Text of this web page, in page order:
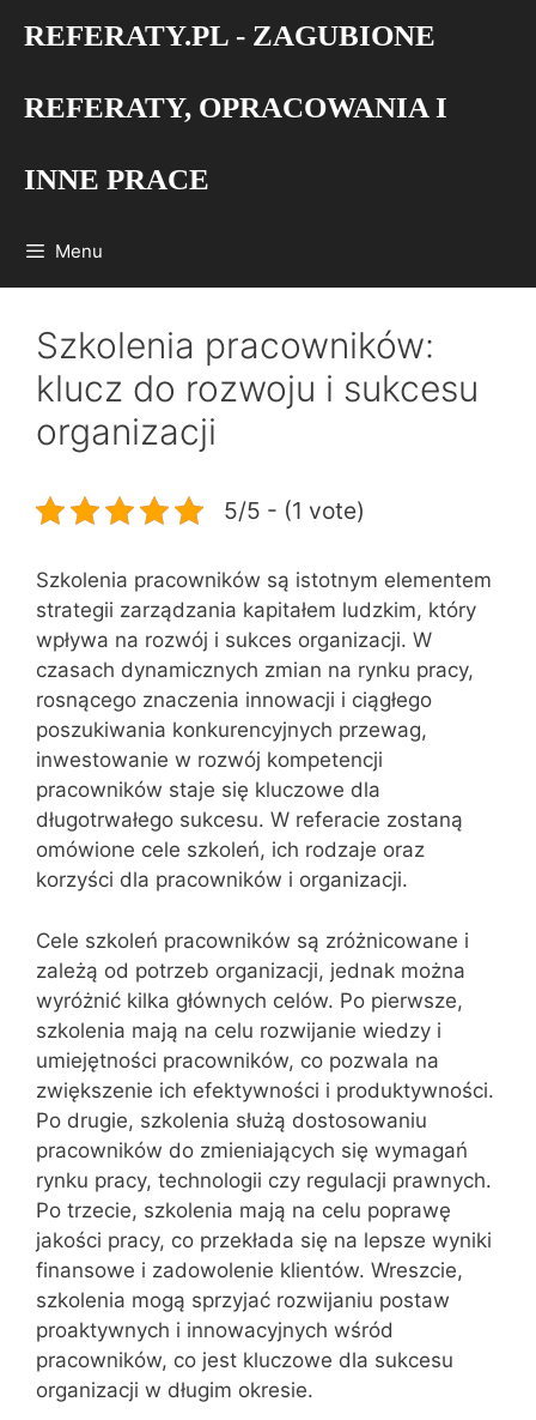
REFERATY.PL - ZAGUBIONE
REFERATY, OPRACOWANIA I
INNE PRACE
Menu
Szkolenia pracowników:
klucz do rozwoju i sukcesu
organizacji
5/5 - (1 vote)
Szkolenia pracowników są istotnym elementem
strategii zarządzania kapitałem ludzkim, który
wpływa na rozwój i sukces organizacji. W
czasach dynamicznych zmian na rynku pracy,
rosnącego znaczenia innowacji i ciągłego
poszukiwania konkurencyjnych przewag,
inwestowanie w rozwój kompetencji
pracowników staje się kluczowe dla
długotrwałego sukcesu. W referacie zostaną
omówione cele szkoleń, ich rodzaje oraz
korzyści dla pracowników i organizacji.
Cele szkoleń pracowników są zróżnicowane i
zależą od potrzeb organizacji, jednak można
wyróżnić kilka głównych celów. Po pierwsze,
szkolenia mają na celu rozwijanie wiedzy i
umiejętności pracowników, co pozwala na
zwiększenie ich efektywności i produktywności.
Po drugie, szkolenia służą dostosowaniu
pracowników do zmieniających się wymagań
rynku pracy, technologii czy regulacji prawnych.
Po trzecie, szkolenia mają na celu poprawę
jakości pracy, co przekłada się na lepsze wyniki
finansowe i zadowolenie klientów. Wreszcie,
szkolenia mogą sprzyjać rozwijaniu postaw
proaktywnych i innowacyjnych wśród
pracowników, co jest kluczowe dla sukcesu
organizacji w długim okresie.